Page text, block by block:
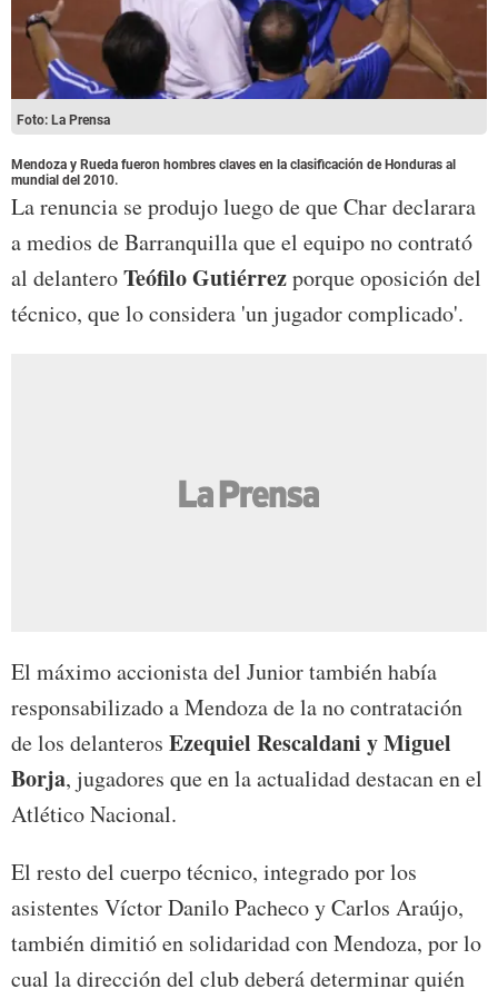
Foto: La Prensa
Mendoza y Rueda fueron hombres claves en la clasificación de Honduras al
mundial del 2010.
La renuncia se produjo luego de que Char declarara
a medios de Barranquilla que el equipo no contrató
al delanteroTeófilo Gutiérrezporque oposición del
técnico, que lo considera 'un jugador complicado'.
El máximo accionista del Junior también había
responsabilizado a Mendoza de la no contratación
de los delanteros Ezequiel Rescaldani y Miguel
Borja, jugadores que en la actualidad destacan en el
Atlético Nacional.
El resto del cuerpo técnico, integrado por los
asistentes Víctor Danilo Pacheco y Carlos Araújo,
también dimitió en solidaridad con Mendoza, por lo
cual la dirección del club deberá determinar quién